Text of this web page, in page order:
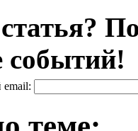
событий!
email: